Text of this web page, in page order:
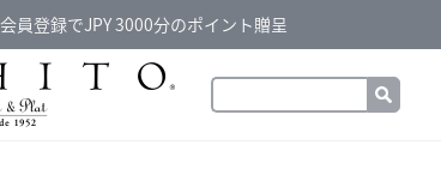
員登録でJPY 3000分のポイント贈呈